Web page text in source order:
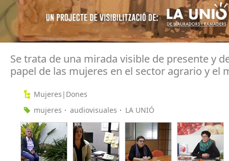
Se trata de una mirada visible de presente y
papel de las mujeres en el sector agrario y el
Mujeres|Dones
mujeres
audiovisuales LA UNIÓ